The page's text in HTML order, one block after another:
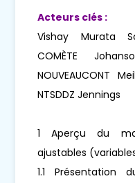
Acteurs clés :
Vishay Murata
COMÈTE
NOUVEAUCONT
NTSDDZ Jennings
1 Aperçu du
ajustables
1.1